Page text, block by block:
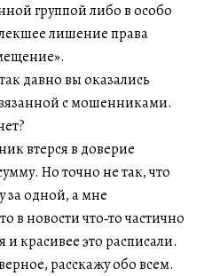
группой либо в особо
лишение права
давно вы оказались
с мошенниками.
втерся в доверие
Но точно не так, что
за одной, а мне
в новости что‑то частично
и красивее это расписали.
расскажу обо всем.